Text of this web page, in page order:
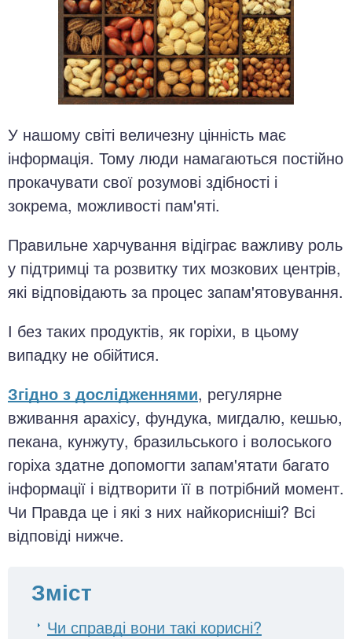
У нашому світі величезну цінність має
інформація. Тому люди намагаються постійно
прокачувати свої розумові здібності і
зокрема, можливості пам'яті.
Правильне харчування відіграє важливу роль
у підтримці та розвитку тих мозкових центрів,
які відповідають за процес запам'ятовування.
І без таких продуктів, як горіхи, в цьому
випадку не обійтися.
Згідно з дослідженнями, регулярне
вживання арахісу, фундука, мигдалю, кешью,
пекана, кунжуту, бразильського і волоського
горіха здатне допомогти запам'ятати багато
інформації і відтворити її в потрібний момент.
Чи Правда це і які з них найкорисніші? Всі
відповіді нижче.
Зміст
Чи справді вони такі корисні?